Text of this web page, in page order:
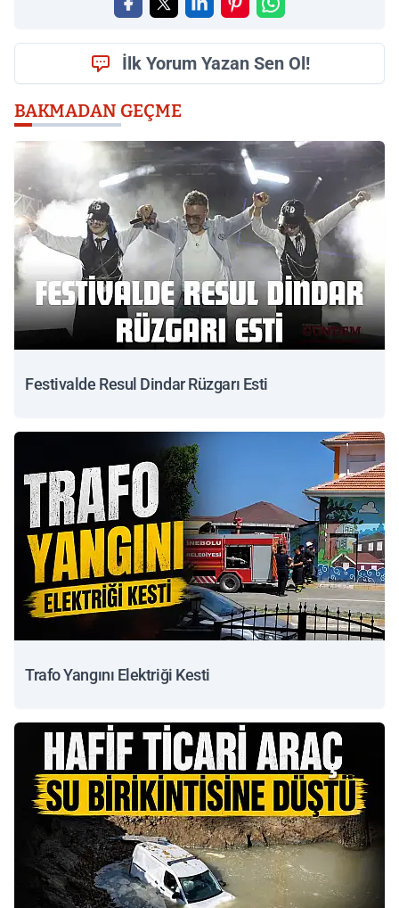
İlk Yorum Yazan Sen Ol!
BAKMADAN GEÇME
Festivalde Resul Dindar Rüzgarı Esti
Trafo Yangını Elektriği Kesti